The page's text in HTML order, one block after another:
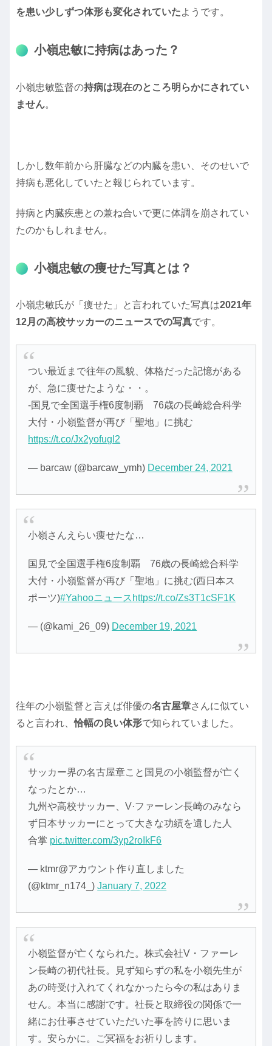
を患い少しずつ体形も変化されていたようです。
小嶺忠敏に持病はあった？
小嶺忠敏監督の持病は現在のところ明らかにされてい
ません。
しかし数年前から肝臓などの内臓を患い、そのせいで
持病も悪化していたと報じられています。
持病と内臓疾患との兼ね合いで更に体調を崩されてい
たのかもしれません。
小嶺忠敏の痩せた写真とは？
小嶺忠敏氏が「痩せた」と言われていた写真は2021年
12月の高校サッカーのニュースでの写真です。
つい最近まで往年の風貌、体格だった記憶がある
が、急に痩せたような・・。
-国見で全国選手権6度制覇 76歳の長崎総合科学
大付・小嶺監督が再び「聖地」に挑む
https://t.co/Jx2yofugI2
— barcaw (@barcaw_ymh) December 24, 2021
小嶺さんえらい痩せたな…
国見で全国選手権6度制覇 76歳の長崎総合科学
大付・小嶺監督が再び「聖地」に挑む(西日本ス
ポーツ)#Yahooニュース https://t.co/Zs3T1cSF1K
— (@kami_26_09) December 19, 2021
往年の小嶺監督と言えば俳優の名古屋章さんに似てい
ると言われ、恰幅の良い体形で知られていました。
サッカー界の名古屋章こと国見の小嶺監督が亡く
なったとか…
九州や高校サッカー、V·ファーレン長崎のみなら
ず日本サッカーにとって大きな功績を遺した人
合掌 pic.twitter.com/3yp2roIkF6
— ktmr@アカウント作り直しました
(@ktmr_n174_)January 7, 2022
小嶺監督が亡くなられた。株式会社V・ファーレ
ン長崎の初代社長。見ず知らずの私を小嶺先生が
あの時受け入れてくれなかったら今の私はありま
せん。本当に感謝です。社長と取締役の関係で一
緒にお仕事させていただいた事を誇りに思いま
す。安らかに。ご冥福をお祈りします。